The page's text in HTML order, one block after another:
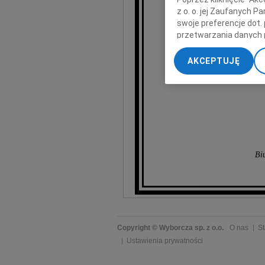
Copyright © Wyborcza sp. z o.o. O nas
Ustawienia prywatności
z o. o. jej Zaufanych
swoje preferencje dot.
przetwarzania danych
„Ustawienia
My, nasi Zaufani
dokładnych danych
Przechowywanie
treści, badnie
AKCEPTUJĘ